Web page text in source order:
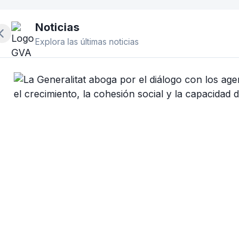
Ocultar panel lateral
Noticias
Explora las últimas noticias